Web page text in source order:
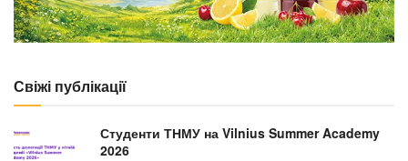
Свіжі публікації
Студенти ТНМУ на Vilnius Summer Academy
2026